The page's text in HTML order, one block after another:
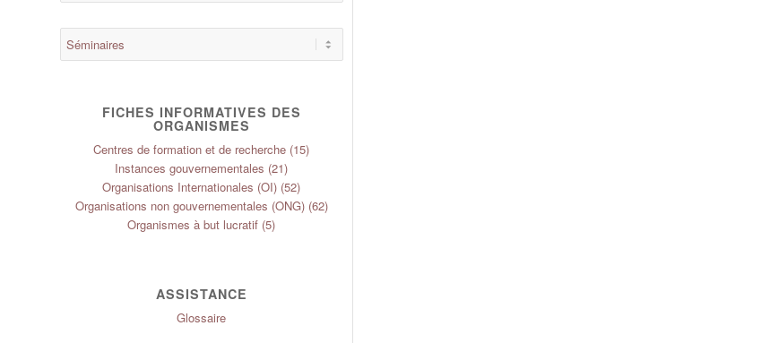
FICHES INFORMATIVES DES
ORGANISMES
Centres de formation et de recherche (15)
Instances gouvernementales (21)
Organisations Internationales (OI) (52)
Organisations non gouvernementales (ONG)(62)
Organismes à but lucratif (5)
ASSISTANCE
Glossaire